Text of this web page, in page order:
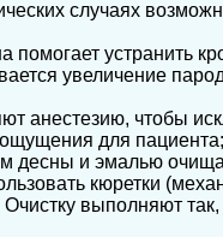
случаях
помогает устранить
увеличение
анестезию, чтобы
для пациента;
десны и эмалью
кюретки
Очистку выполняют